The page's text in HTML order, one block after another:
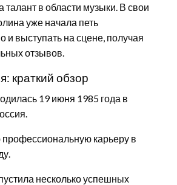
талант в области музыки. В свои
уже начала петь
и выступать на сцене, получая
отзывов.
краткий обзор
19 июня 1985 года в
карьеру в
несколько успешных